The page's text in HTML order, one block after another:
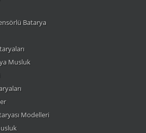
Batarya
Musluk
Modelleri